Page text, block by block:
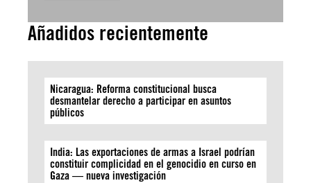
Añadidos recientemente
Nicaragua: Reforma constitucional busca
desmantelar derecho a participar en asuntos
públicos
India: Las exportaciones de armas a Israel podrían
constituir complicidad en el genocidio en curso en
Gaza — nueva investigación